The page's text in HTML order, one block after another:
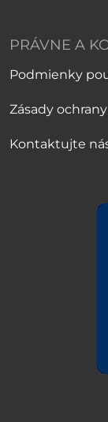
PRÁVNE A
Podmienky
Zásady
Kontaktujte